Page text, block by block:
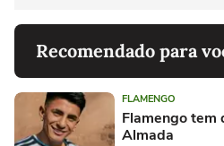
Recomendado para
FLAMENGO
Flamengo tem
Almada